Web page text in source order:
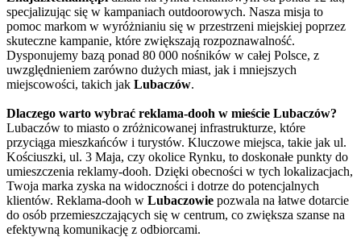
specjalizując się w kampaniach outdoorowych. Nasza misja to
pomoc markom w wyróżnianiu się w przestrzeni miejskiej poprzez
skuteczne kampanie, które zwiększają rozpoznawalność.
Dysponujemy bazą ponad 80 000 nośników w całej Polsce, z
uwzględnieniem zarówno dużych miast, jak i mniejszych
miejscowości, takich jak Lubaczów.
Dlaczego warto wybrać reklama-dooh w mieście Lubaczów?
Lubaczów to miasto o zróżnicowanej infrastrukturze, które
przyciąga mieszkańców i turystów. Kluczowe miejsca, takie jak ul.
Kościuszki, ul. 3 Maja, czy okolice Rynku, to doskonałe punkty do
umieszczenia reklamy-dooh. Dzięki obecności w tych lokalizacjach,
Twoja marka zyska na widoczności i dotrze do potencjalnych
klientów. Reklama-dooh w Lubaczowie pozwala na łatwe dotarcie
do osób przemieszczających się w centrum, co zwiększa szanse na
efektywną komunikację z odbiorcami.